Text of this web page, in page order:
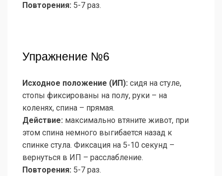
Повторения: 5-7 раз.
Упражнение №6
Исходное положение (ИП): сидя на стуле,
стопы фиксированы на полу, руки – на
коленях, спина – прямая.
Действие: максимально втяните живот, при
этом спина немного выгибается назад к
спинке стула. Фиксация на 5-10 секунд –
вернуться в ИП – расслабление.
Повторения: 5-7 раз.